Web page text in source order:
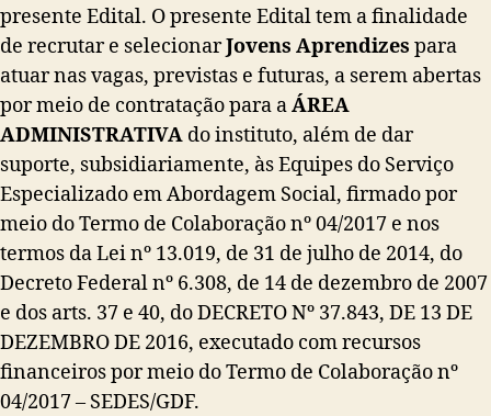
presente Edital. O presente Edital tem a finalidade
de recrutar e selecionarJovens Aprendizes para
atuar nas vagas, previstas e futuras, a serem abertas
por meio de contratação para aÁREA
ADMINISTRATIVA do instituto, além de dar
suporte, subsidiariamente, às Equipes do Serviço
Especializado em Abordagem Social, firmado por
meio do Termo de Colaboração nº 04/2017 e nos
termos da Lei nº 13.019, de 31 de julho de 2014, do
Decreto Federal nº 6.308, de 14 de dezembro de 2007
e dos arts. 37 e 40, do DECRETO Nº 37.843, DE 13 DE
DEZEMBRO DE 2016, executado com recursos
financeiros por meio do Termo de Colaboração nº
04/2017 – SEDES/GDF.